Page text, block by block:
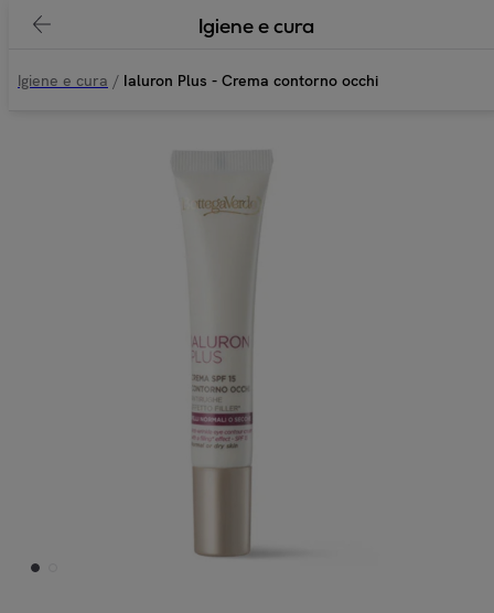
Igiene e cura
Igiene e cura / Ialuron Plus - Crema contorno occhi